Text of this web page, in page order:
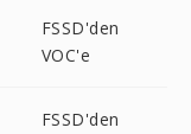
FSSD'den
VOC'e
FSSD'den